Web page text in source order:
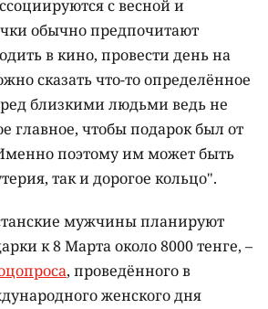
с весной и
обычно предпочитают
в кино, провести день на
сказать что-то определённое
близкими людьми ведь не
главное, чтобы подарок был от
поэтому им может быть
так и дорогое кольцо".
мужчины планируют
к 8 Марта около 8000 тенге, –
, проведённого в
женского дня